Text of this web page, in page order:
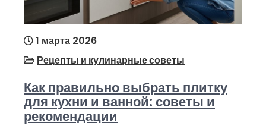
1 марта 2026
Рецепты и кулинарные советы
Как правильно выбрать плитку
для кухни и ванной: советы и
рекомендации